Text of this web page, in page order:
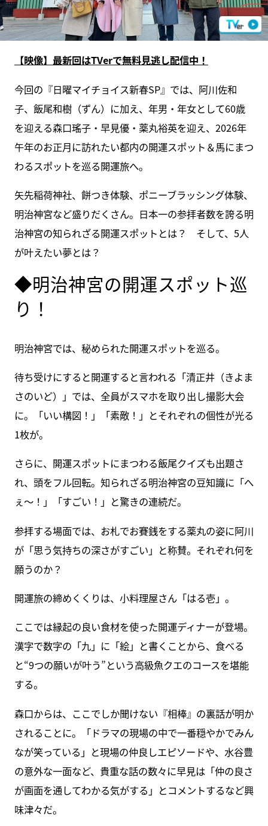
【映像】最新回はTVerで無料見逃し配信中！
今回の『日曜マイチョイス新春SP』では、阿川佐和
子、飯尾和樹（ずん）に加え、年男・年女として60歳
を迎える森口瑤子・早見優・薬丸裕英を迎え、2026年
午年のお正月に訪れたい都内の開運スポット＆馬にまつ
わるスポットを巡る開運旅へ。
矢先稲荷神社、餅つき体験、ポニーブラッシング体験、
明治神宮など盛りだくさん。日本一の参拝者数を誇る明
治神宮の知られざる開運スポットとは？ そして、5人
が叶えたい夢とは？
◆明治神宮の開運スポット巡
り！
明治神宮では、秘められた開運スポットを巡る。
待ち受けにすると開運すると言われる「清正井（きよま
さのいど）」では、全員がスマホを取り出し撮影大会
に。「いい構図！」「素敵！」とそれぞれの個性が光る
1枚が。
さらに、開運スポットにまつわる飯尾クイズも出題さ
れ、頭をフル回転。知られざる明治神宮の豆知識に「へ
ぇ〜！」「すごい！」と驚きの連続だ。
参拝する場面では、お札でお賽銭をする薬丸の姿に阿川
が「思う気持ちの深さがすごい」と称賛。それぞれ何を
願うのか？
開運旅の締めくくりは、小料理屋さん「はる壱」。
ここでは縁起の良い食材を使った開運ディナーが登場。
漢字で数字の「九」に「絵」と書くことから、食べる
と“9つの願いが叶う”という高級魚クエのコースを堪能
する。
森口からは、ここでしか聞けない『相棒』の裏話が明か
されることに。「ドラマの現場の中で一番穏やかでみん
なが笑っている」と現場の仲良しエピソードや、水谷豊
の意外な一面など、貴重な話の数々に早見は「仲の良さ
が画面を通してわかる気がする」とコメントするなど興
味津々だ。